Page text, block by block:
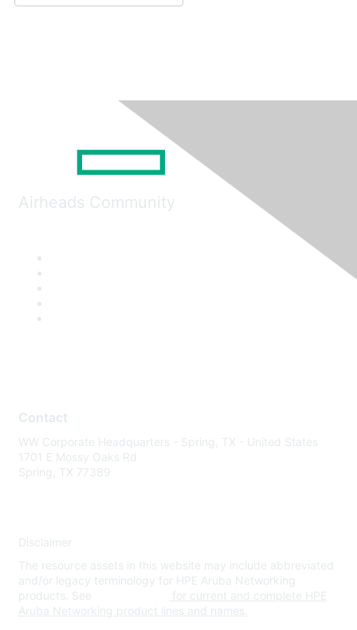
Airheads Community
Contact
WW Corporate Headquarters - Spring, TX - United States
1701 E Mossy Oaks Rd
Spring, TX 77389
Disclaimer
The resource assets in this website may include abbreviated
and/or legacy terminology for HPE Aruba Networking
products. See
for current and complete HPE
Aruba Networking product lines and names.